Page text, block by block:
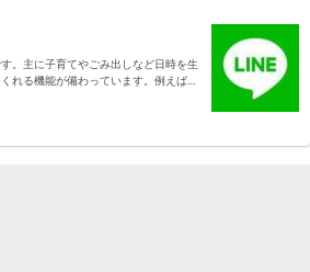
。主に子育てやごみ出しなど日時を生
れる機能が備わっています。例えば福
す。ですから日常生活に関わる手続き
ょう。